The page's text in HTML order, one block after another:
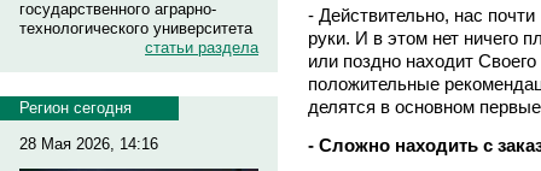
государственного аграрно-
технологического университета
статьи раздела
Регион сегодня
28 Мая 2026, 14:16
- Действительно, нас
руки. И в этом нет ничего
или поздно находит
положительные
делятся в основном
- Сложно находить с